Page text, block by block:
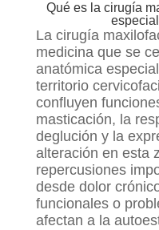
Qué es la cirugía
La cirugía
medicina que se
anatómica
territorio
confluyen
masticación, la
deglución y la
alteración en esta
repercusiones
desde dolor
funcionales o
afectan a la